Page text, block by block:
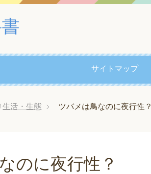
サイトマップ
生活・生態 ツバメは鳥なのに夜行性？
のに夜行性？